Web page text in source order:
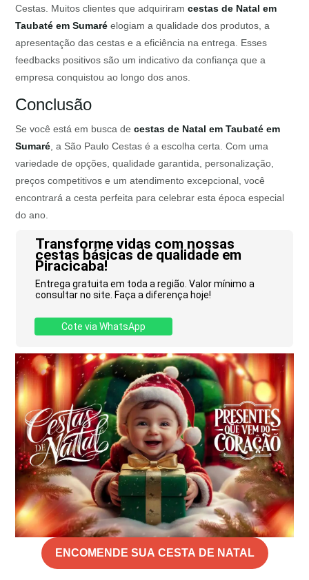
Cestas. Muitos clientes que adquiriramcestas de Natal em
Taubaté em Sumaré elogiam a qualidade dos produtos, a
apresentação das cestas e a eficiência na entrega. Esses
feedbacks positivos são um indicativo da confiança que a
empresa conquistou ao longo dos anos.
Conclusão
Se você está em busca decestas de Natal em Taubaté em
Sumaré , a São Paulo Cestas é a escolha certa. Com uma
variedade de opções, qualidade garantida, personalização,
preços competitivos e um atendimento excepcional, você
encontrará a cesta perfeita para celebrar esta época especial
do ano.
Transforme vidas com nossas
cestas básicas de qualidade em
Piracicaba!
Entrega gratuita em toda a região. Valor mínimo a
consultar no site. Faça a diferença hoje!
Cote via WhatsApp
ENCOMENDE SUA CESTA DE NATAL